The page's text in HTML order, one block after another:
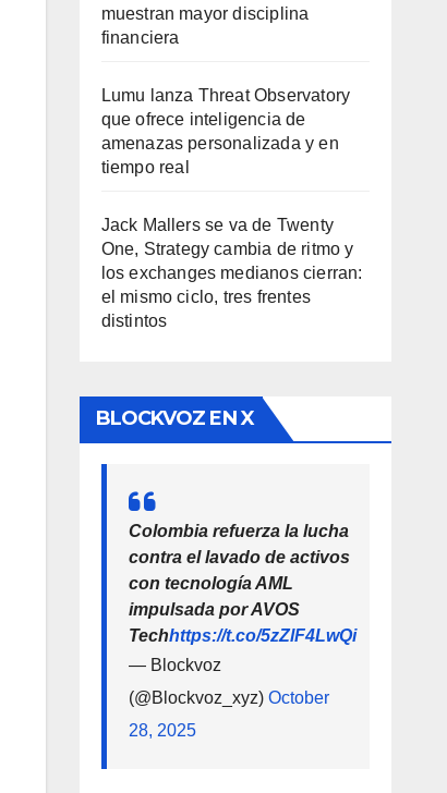
muestran mayor disciplina
financiera
Lumu lanza Threat Observatory
que ofrece inteligencia de
amenazas personalizada y en
tiempo real
Jack Mallers se va de Twenty
One, Strategy cambia de ritmo y
los exchanges medianos cierran:
el mismo ciclo, tres frentes
distintos
BLOCKVOZ EN X
Colombia refuerza la lucha
contra el lavado de activos
con tecnología AML
impulsada por AVOS
Techhttps://t.co/5zZlF4LwQi
— Blockvoz
(@Blockvoz_xyz) October
28, 2025